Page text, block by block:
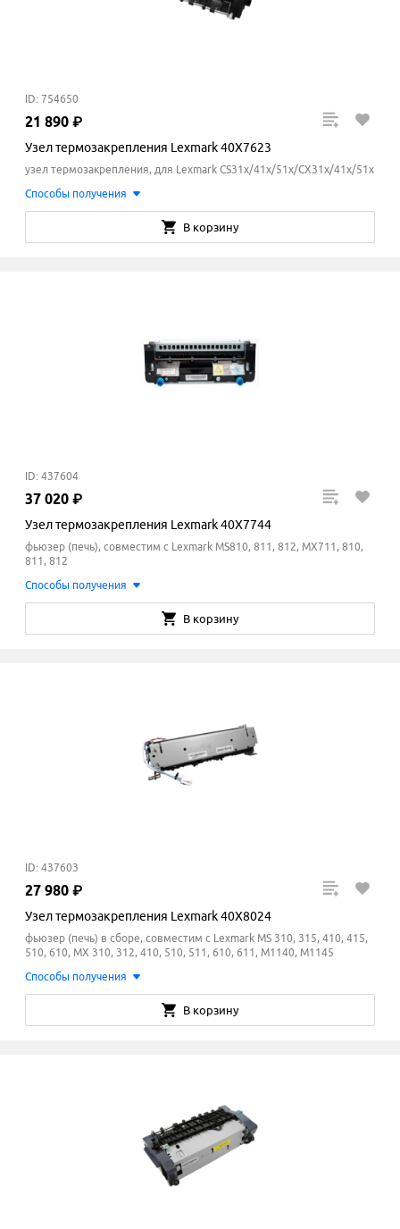
ID: 754650
21 890 ₽
Узел термозакрепления Lexmark 40X7623
узел термозакрепления, для Lexmark CS31x/41x/51x/CX31x/41x/51x
Способы получения
В корзину
ID: 437604
37 020 ₽
Узел термозакрепления Lexmark 40X7744
фьюзер (печь), совместим с Lexmark MS810, 811, 812, MX711, 810,
811, 812
Способы получения
В корзину
ID: 437603
27 980 ₽
Узел термозакрепления Lexmark 40X8024
фьюзер (печь) в сборе, совместим с Lexmark MS 310, 315, 410, 415,
510, 610, MX 310, 312, 410, 510, 511, 610, 611, M1140, M1145
Способы получения
В корзину